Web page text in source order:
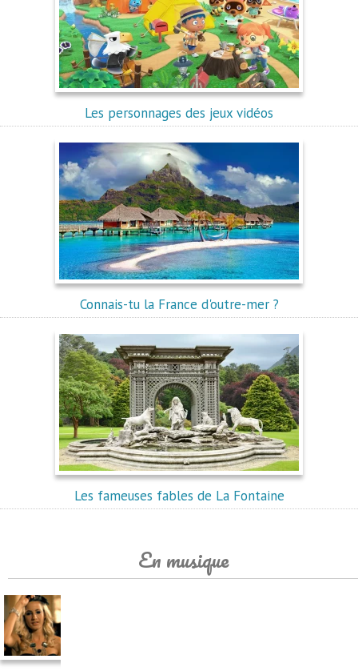
Les personnages des jeux vidéos
Connais-tu la France d'outre-mer ?
Les fameuses fables de La Fontaine
En musique